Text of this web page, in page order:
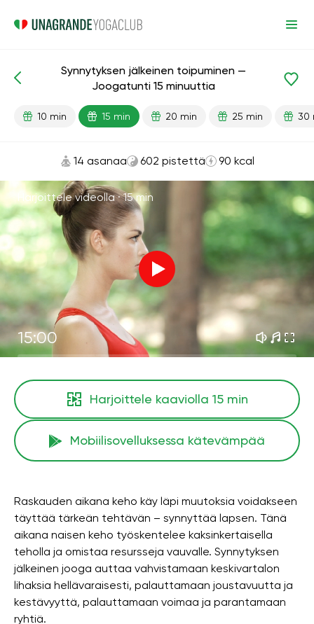
Valmiit oppitunnit Raskaus Synnytyksen jälkeen
Synnytyksen jälkeinen toipuminen —
Joogatunti 15 minuuttia
10 min 15 min 20 min 25 min 30
14 asanaa 602 pistettä 90 kcal
Harjoittele videolla ·15 min
15:00
Harjoittele kaaviolla 15 min
Mobiilisovelluksessa kätevämpää
Raskauden aikana keho käy läpi muutoksia voidakseen
täyttää tärkeän tehtävän – synnyttää lapsen. Tänä
aikana naisen keho työskentelee kaksinkertaisella
teholla ja omistaa resursseja vauvalle. Synnytyksen
jälkeinen jooga auttaa vahvistamaan keskivartalon
lihaksia hellävaraisesti, palauttamaan joustavuutta ja
kestävyyttä, palauttamaan voimaa ja parantamaan
ryhtiä.